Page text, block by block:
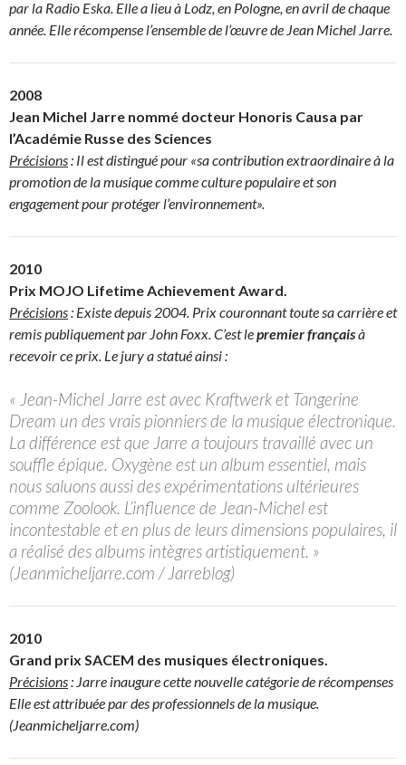
par la Radio Eska. Elle a lieu à Lodz, en Pologne, en avril de chaque
année. Elle récompense l’ensemble de l’œuvre de Jean Michel Jarre.
2008
Jean Michel Jarre nommé docteur Honoris Causa par
l’Académie Russe des Sciences
Précisions: Il est distingué pour «sa contribution extraordinaire à la
promotion de la musique comme culture populaire et son
engagement pour protéger l’environnement».
2010
Prix MOJO Lifetime Achievement Award.
Précisions: Existe depuis 2004. Prix couronnant toute sa carrière et
remis publiquement par John Foxx. C’est lepremier françaisà
recevoir ce prix. Le jury a statué ainsi :
« Jean-Michel Jarre est avec Kraftwerk et Tangerine
Dream un des vrais pionniers de la musique électronique.
La différence est que Jarre a toujours travaillé avec un
souffle épique. Oxygène est un album essentiel, mais
nous saluons aussi des expérimentations ultérieures
comme Zoolook. L’influence de Jean-Michel est
incontestable et en plus de leurs dimensions populaires, il
a réalisé des albums intègres artistiquement. »
(Jeanmicheljarre.com / Jarreblog)
2010
Grand prix SACEM des musiques électroniques.
Précisions: Jarre inaugure cette nouvelle catégorie de récompenses
Elle est attribuée par des professionnels de la musique.
(Jeanmicheljarre.com)